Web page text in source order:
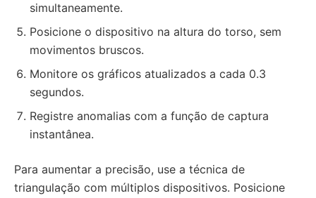
simultaneamente.
Posicione o dispositivo na altura do torso, sem
movimentos bruscos.
Monitore os gráficos atualizados a cada 0.3
segundos.
Registre anomalias com a função de captura
instantânea.
Para aumentar a precisão, use a técnica de
triangulação com múltiplos dispositivos. Posicione